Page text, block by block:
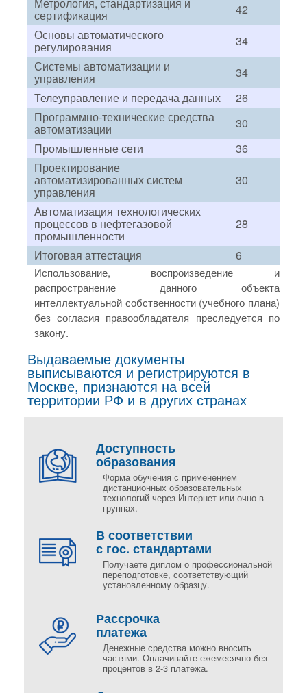
сертификация
42
Основы автоматического
регулирования
34
Системы автоматизации и
управления
34
Телеуправление и передача данных
26
Программно-технические средства
автоматизации
30
Промышленные сети
36
Проектирование
автоматизированных систем
управления
30
Автоматизация технологических
процессов в нефтегазовой
промышленности
28
Итоговая аттестация
6
Использование, воспроизведение и
распространение данного объекта
интеллектуальной собственности (учебного плана)
без согласия правообладателя преследуется по
закону.
Выдаваемые документы
выписываются и регистрируются в
Москве, признаются на всей
территории РФ и в других странах
Доступность
образования
Форма обучения с применением
дистанционных образовательных
технологий через Интернет или очно в
группах.
В соответствии
с гос. стандартами
Получаете диплом о профессиональной
переподготовке, соответствующий
установленному образцу.
Рассрочка
платежа
Денежные средства можно вносить
частями. Оплачивайте ежемесячно без
процентов в 2-3 платежа.